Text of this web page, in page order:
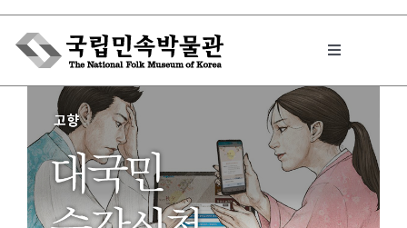
Skip
content
Toggle
박물관에서는
민속이야기